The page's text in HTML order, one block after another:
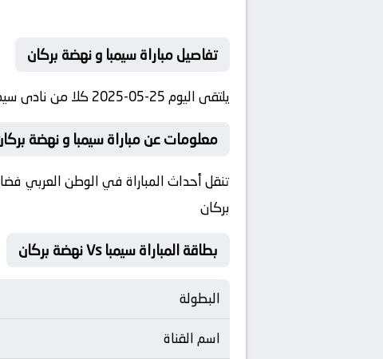
تفاصيل مباراة سيمبا و نهضة بركان
يلتقى اليوم 25-05-2025 كلا من نادى سيمبا و نادي نهضة بركان فى بطولة كأس الكونفدرالية فى تمام الساعه 19:00:00 بتوقيت مصر.
معلومات عن مباراة سيمبا و نهضة بركان 25-05-
تنقل أحداث المباراة في الوطن العربي
بركان
بطاقة المباراة سيمبا Vs نهضة بركان
البطولة
اسم القناة